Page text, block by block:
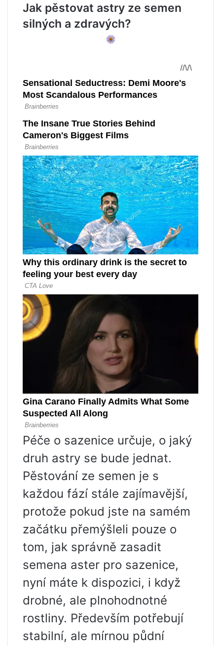
Jak pěstovat astry ze semen
silných a zdravých?
Péče o sazenice určuje, o jaký
druh astry se bude jednat.
Pěstování ze semen je s
každou fází stále zajímavější,
protože pokud jste na samém
začátku přemýšleli pouze o
tom, jak správně zasadit
semena aster pro sazenice,
nyní máte k dispozici, i když
drobné, ale plnohodnotné
rostliny. Především potřebují
stabilní, ale mírnou půdní